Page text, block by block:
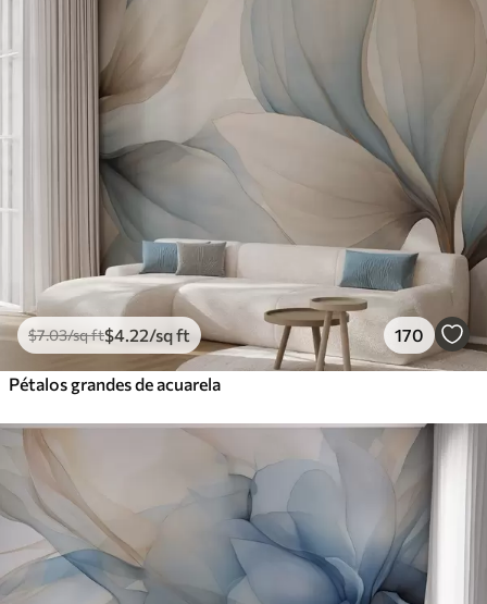
$7.03/sq ft$4 .22/sq ft 170
Pétalos grandes de acuarela